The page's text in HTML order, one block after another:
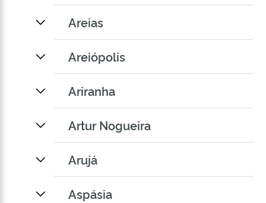
Areias
Areiópolis
Ariranha
Artur Nogueira
Arujá
Aspásia